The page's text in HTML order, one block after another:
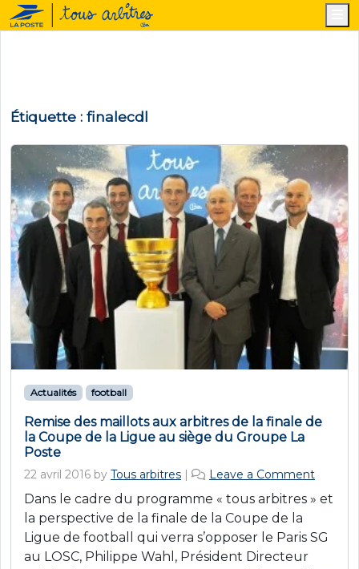
Étiquette : finalecdl
Actualités football
Remise des maillots aux arbitres de la finale de
la Coupe de la Ligue au siège du Groupe La
Poste
22 avril 2016 by Tous arbitres | Leave a Comment
Dans le cadre du programme « tous arbitres » et
la perspective de la finale de la Coupe de la
Ligue de football qui verra s’opposer le Paris SG
au LOSC, Philippe Wahl, Président Directeur